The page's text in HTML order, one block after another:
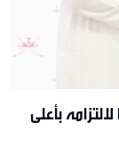
بأعلى